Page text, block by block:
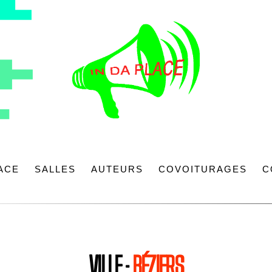
SALLES AUTEURS COVOITURAGES
VILLE : BÉZIERS